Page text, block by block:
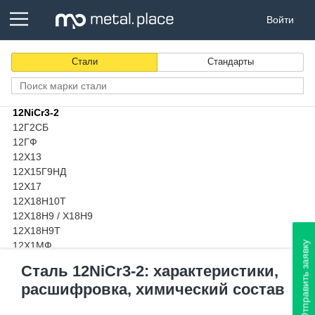
Войти
Стали Стандарты
11кп
125Cr2
12CrMo4
12CrMoV12-10
12Ni14
12NiCr3-2
12Г2СБ
12ГФ
12Х13
12Х15Г9НД
12Х17
12Х18Н10Т
12Х18Н9 / Х18Н9
12Х18Н9Т
12Х1МФ
12ХМ
12ХН
Сталь 12NiCr3-2: характеристики,
расшифровка, химический состав
Отправить заявку